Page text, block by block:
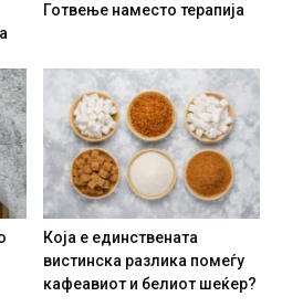
Готвење наместо терапија
Која е единствената
вистинска разлика помеѓу
кафеавиот и белиот шеќер?